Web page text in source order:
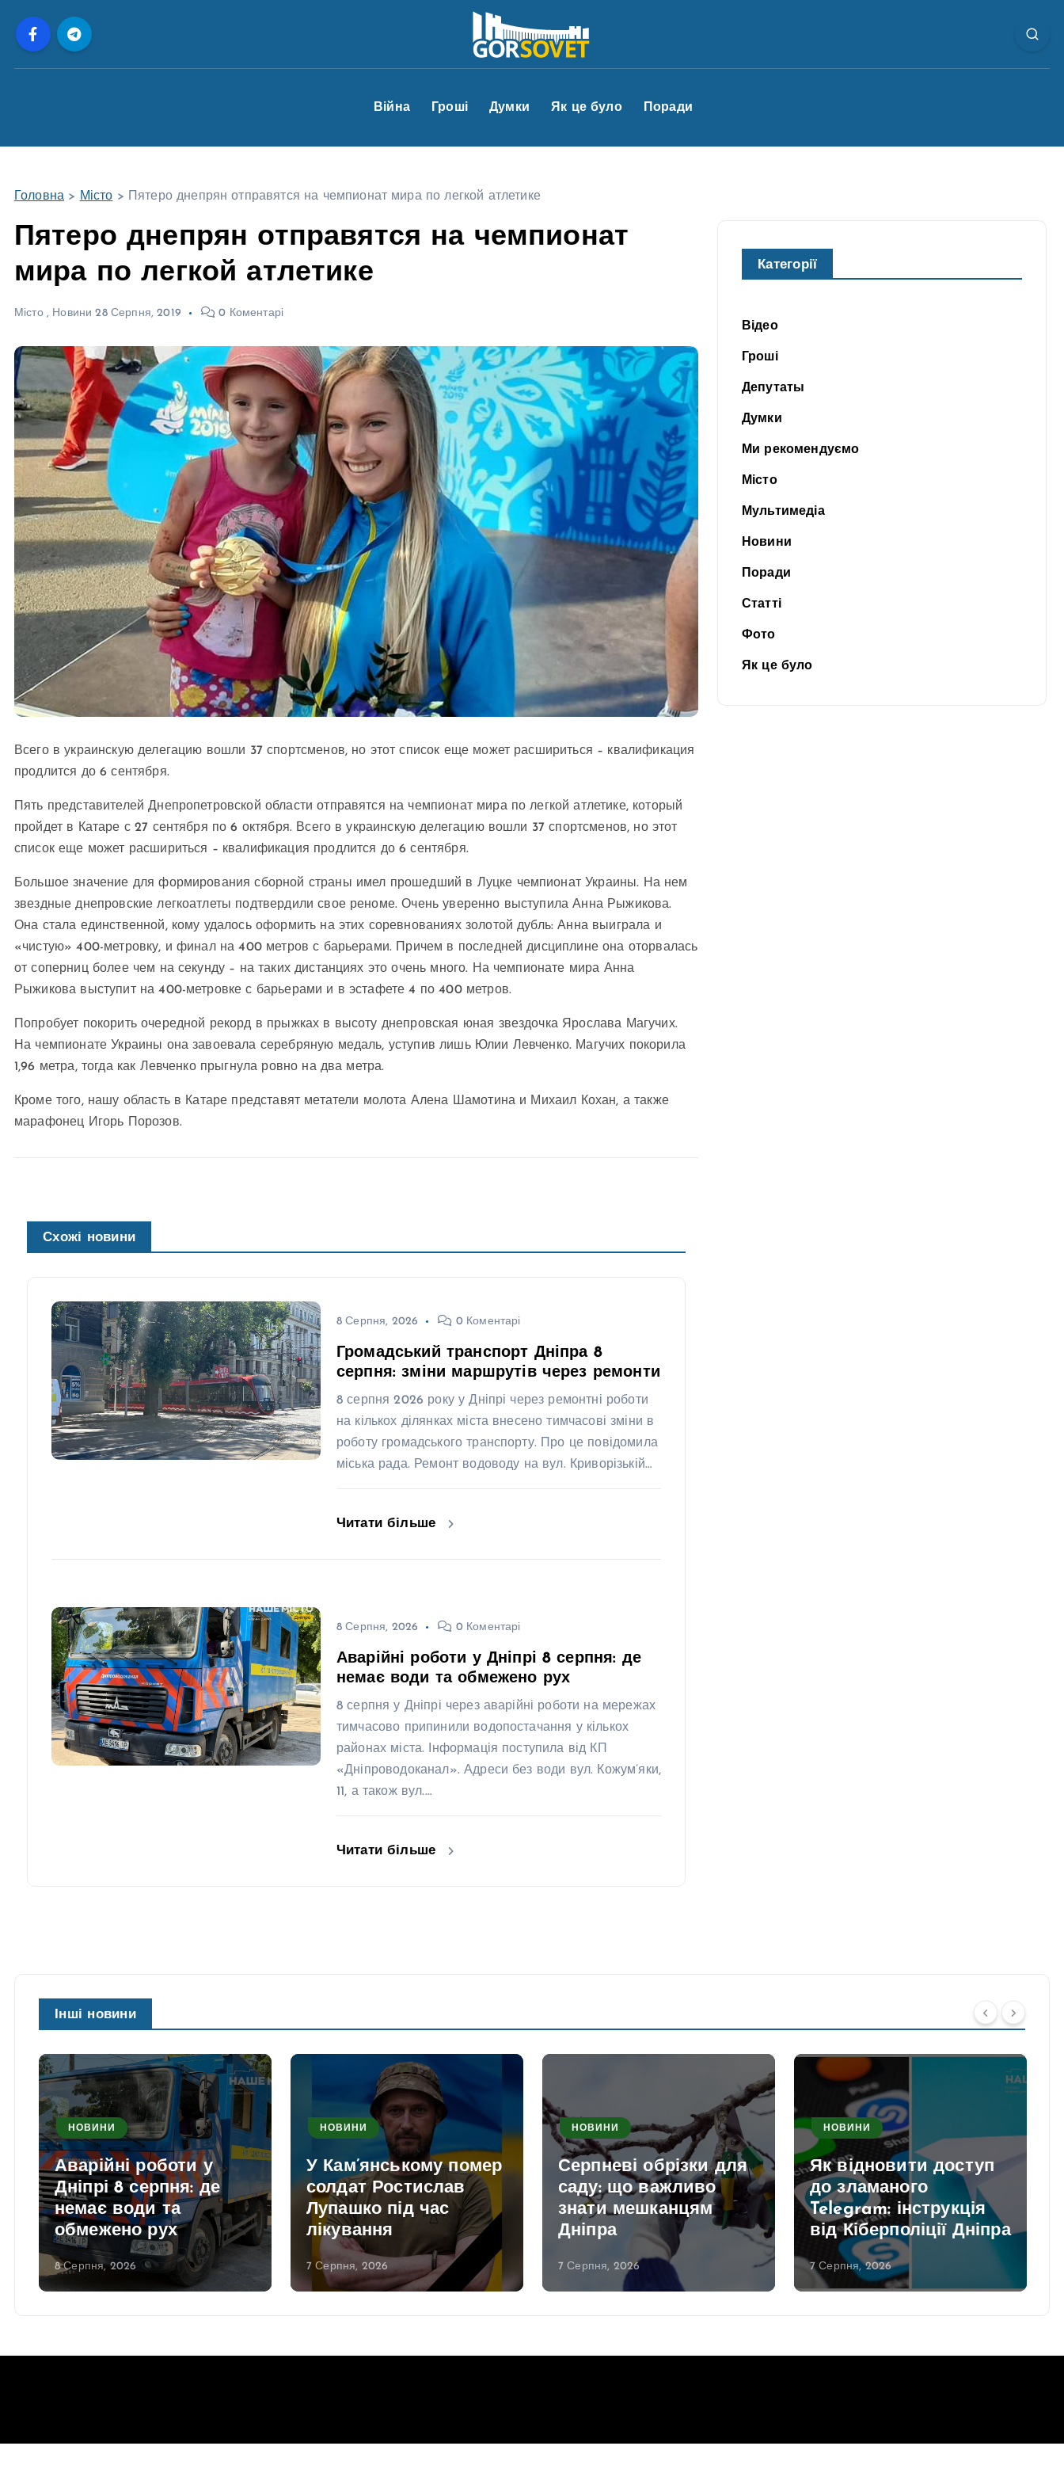
Війна Гроші Думки Як це було Поради
Головна > Місто > Пятеро днепрян отправятся на чемпионат мира по легкой атлетике
Пятеро днепрян отправятся на чемпионат
мира по легкой атлетике
Місто, Новини 28 Серпня, 2019 0 Коментарі
Всего в украинскую делегацию вошли 37 спортсменов, но этот список еще может расшириться – квалификация
продлится до 6 сентября.
Пять представителей Днепропетровской области отправятся на чемпионат мира по легкой атлетике, который
пройдет в Катаре с 27 сентября по 6 октября. Всего в украинскую делегацию вошли 37 спортсменов, но этот
список еще может расшириться – квалификация продлится до 6 сентября.
Большое значение для формирования сборной страны имел прошедший в Луцке чемпионат Украины. На нем
звездные днепровские легкоатлеты подтвердили свое реноме. Очень уверенно выступила Анна Рыжикова.
Она стала единственной, кому удалось оформить на этих соревнованиях золотой дубль: Анна выиграла и
«чистую» 400-метровку, и финал на 400 метров с барьерами. Причем в последней дисциплине она оторвалась
от соперниц более чем на секунду – на таких дистанциях это очень много. На чемпионате мира Анна
Рыжикова выступит на 400-метровке с барьерами и в эстафете 4 по 400 метров.
Попробует покорить очередной рекорд в прыжках в высоту днепровская юная звездочка Ярослава Магучих.
На чемпионате Украины она завоевала серебряную медаль, уступив лишь Юлии Левченко. Магучих покорила
1,96 метра, тогда как Левченко прыгнула ровно на два метра.
Кроме того, нашу область в Катаре представят метатели молота Алена Шамотина и Михаил Кохан, а также
марафонец Игорь Порозов.
Схожі новини
8 Серпня, 2026 0 Коментарі
Громадський транспорт Дніпра 8
серпня: зміни маршрутів через ремонти
8 серпня 2026 року у Дніпрі через ремонтні роботи
на кількох ділянках міста внесено тимчасові зміни в
роботу громадського транспорту. Про це повідомила
міська рада. Ремонт водоводу на вул. Криворізькій…
Читати більше
8 Серпня, 2026 0 Коментарі
Аварійні роботи у Дніпрі 8 серпня: де
немає води та обмежено рух
8 серпня у Дніпрі через аварійні роботи на мережах
тимчасово припинили водопостачання у кількох
районах міста. Інформація поступила від КП
«Дніпроводоканал». Адреси без води вул. Кожум’яки,
11, а також вул.…
Читати більше
Категорії
Відео
Гроші
Депутаты
Думки
Ми рекомендуємо
Місто
Мультимедіа
Новини
Поради
Статті
Фото
Як це було
Інші новини
НОВИНИ
Аварійні роботи у
Дніпрі 8 серпня: де
немає води та
обмежено рух
8 Серпня, 2026
НОВИНИ
У Кам’янському помер
солдат Ростислав
Лупашко під час
лікування
7 Серпня, 2026
НОВИНИ
Серпневі обрізки для
саду: що важливо
знати мешканцям
Дніпра
7 Серпня, 2026
НОВИНИ
Як відновити доступ
до зламаного
Telegram: інструкція
від Кіберполіції Дніпра
7 Серпня, 2026